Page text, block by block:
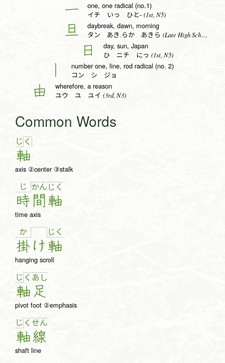
一 one, one radical (no.1)
イチ いっ ひと- (1st, N5)
旦 daybreak, dawn, morning
タン あき.らか あきら (Late High School, N1)
日 day, sun, Japan
ひ ニチ にっ (1st, N5)
number one, line, rod radical (no. 2)
コン シ ジョ
由 wherefore, a reason
ユウ ユ ユイ (3rd, N3)
Common Words
じ く
軸
axis ②center ③stalk
じ
時
かん
間
じ く
軸
time axis
か
掛 け
じ く
軸
hanging scroll
じ く
軸
あ し
足
pivot foot ②emphasis
じ く
軸
せん
線
shaft line